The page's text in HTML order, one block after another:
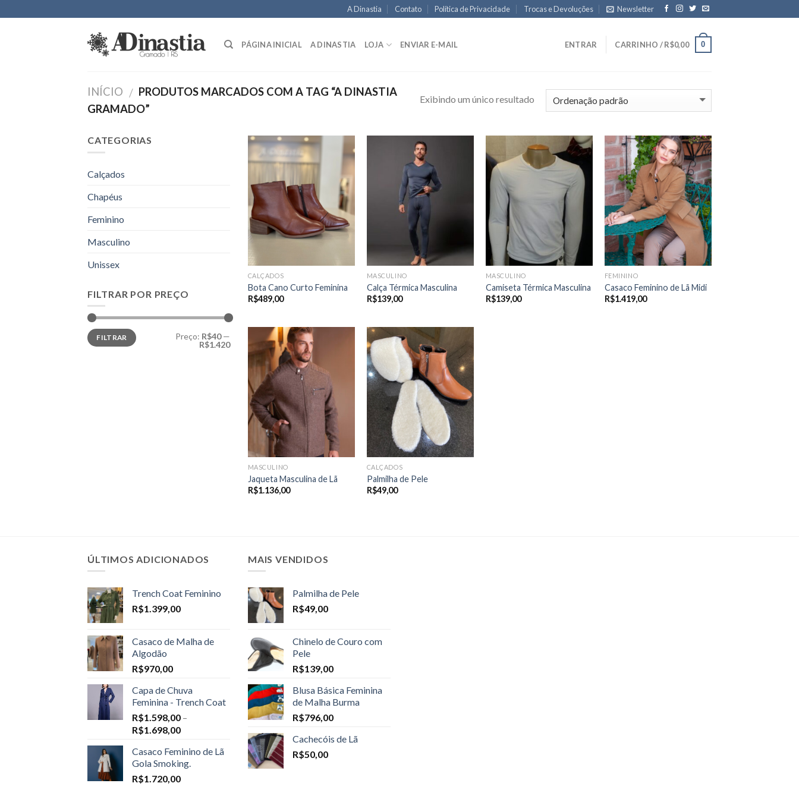
to
A Dinastia Contato Política de Privacidade Trocas e Devoluções Newsletter
PÁGINA INICIAL A DINASTIA LOJA ENVIAR E-MAIL ENTRAR CARRINHO /R$0,00 0
INÍCIO / PRODUTOS MARCADOS COM A TAG “A DINASTIA
GRAMADO”
Exibindo um único resultado
CATEGORIAS
Calçados
Chapéus
Feminino
Masculino
Unissex
FILTRAR POR PREÇO
Preço
mínimo
Preço
máximo
FILTRAR Preço: R$40—
R$1.420
CALÇADOS
Bota Cano Curto Feminina
R$489,00
MASCULINO
Calça Térmica Masculina
R$139,00
MASCULINO
Camiseta Térmica Masculina
R$139,00
FEMININO
Casaco Feminino de Lã Midi
R$1.419,00
MASCULINO
Jaqueta Masculina de Lã
R$1.136,00
CALÇADOS
Palmilha de Pele
R$49,00
ÚLTIMOS ADICIONADOS
Trench Coat Feminino
R$1.399,00
Casaco de Malha de
Algodão
R$970,00
Capa de Chuva
Feminina - Trench Coat
R$1.598,00 –
R$1.698,00Price
R$1.598,00
through
R$1.698,00
Casaco Feminino de Lã
Gola Smoking.
R$1.720,00
MAIS VENDIDOS
Palmilha de Pele
R$49,00
Chinelo de Couro com
Pele
R$139,00
Blusa Básica Feminina
de Malha Burma
R$796,00
Cachecóis de Lã
R$50,00